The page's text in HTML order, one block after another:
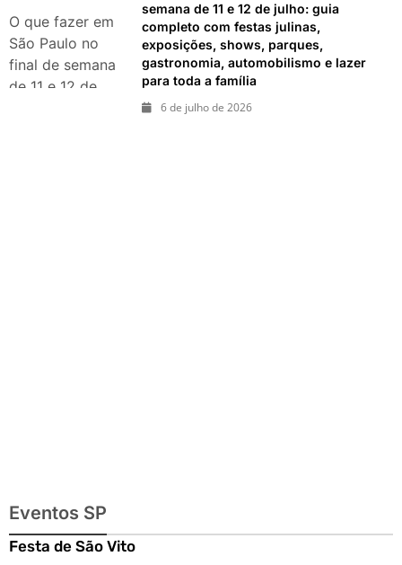
exposições e
passeios
imperdíveis
O que fazer em
São Paulo no
final de semana
de 11 e 12 de
semana de 11 e 12 de julho: guia
completo com festas julinas,
exposições, shows, parques,
gastronomia, automobilismo e lazer
para toda a família
6 de julho de 2026
Eventos SP
Festa de São Vito